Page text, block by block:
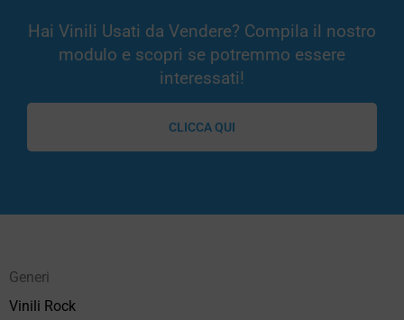
Hai Vinili Usati da Vendere? Compila il nostro
modulo e scopri se potremmo essere
interessati!
CLICCA QUI
Generi
Vinili Rock